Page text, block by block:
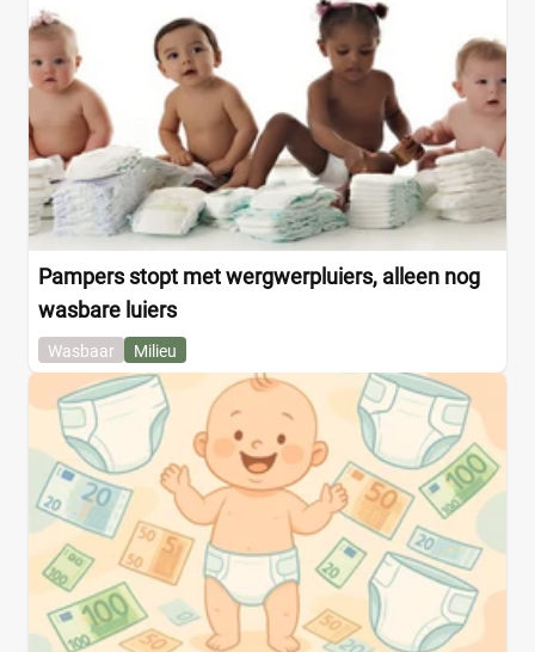
Pampers stopt met wergwerpluiers, alleen nog
wasbare luiers
Wasbaar Milieu